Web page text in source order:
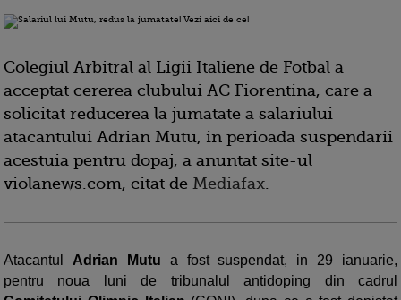
Colegiul Arbitral al Ligii Italiene de Fotbal a
acceptat cererea clubului AC Fiorentina, care a
solicitat reducerea la jumatate a salariului
atacantului Adrian Mutu, in perioada suspendarii
acestuia pentru dopaj, a anuntat site-ul
violanews.com, citat de Mediafax.
Atacantul Adrian Mutu a fost suspendat, in 29 ianuarie,
pentru noua luni de tribunalul antidoping din cadrul